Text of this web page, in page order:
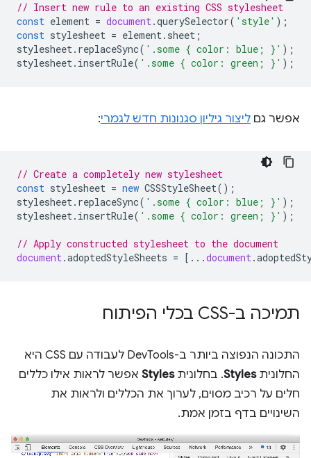
// Insert new rule to an existing CSS stylesheet
const element = document.querySelector( 'style' );
const stylesheet = element. sheet ;
stylesheet. replaceSync( '.some { color: blue; }' );
stylesheet. insertRule( '.some { color: green; }' );
אפשר גם ליצור גיליון סגנונות חדש לגמרי:
// Create a completely new stylesheet
const stylesheet = new CSSStyleSheet();
stylesheet. replaceSync( '.some { color: blue; }' );
stylesheet. insertRule( '.some { color: green; }' );
// Apply constructed stylesheet to the document
document.adoptedStyleSheets = [...document.
תמיכה ב-CSS בכלי הפיתוח
התכונה הנפוצה ביותר ב-DevTools לעבודה עם CSS היא
החלוניתStyles. בחלוניתStyles אפשר לראות אילו כללים
חלים על רכיב מסוים, לערוך את הכללים ולראות את
השינויים בדף בזמן אמת.